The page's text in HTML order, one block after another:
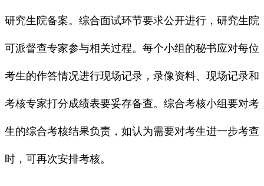
研究生院备案。综合面试环节要求公开进行，研究生院
可派督查专家参与相关过程。每个小组的秘书应对每位
考生的作答情况进行现场记录，录像资料、现场记录和
考核专家打分成绩表要妥存备查。综合考核小组要对考
生的综合考核结果负责，如认为需要对考生进一步考查
时，可再次安排考核。